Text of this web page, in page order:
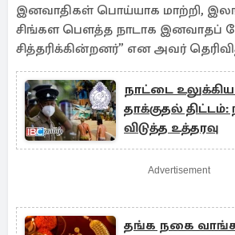
இனவாதிகள் பொய்யாக மாற்றி,
சிங்கள பௌத்த நாடாக இனவாதப்
சித்தரிக்கின்றனர்” என அவர்
நாட்டை
தாக்குதல்
விடுத்த உத்தரவு
Advertisement
தங்க நகை